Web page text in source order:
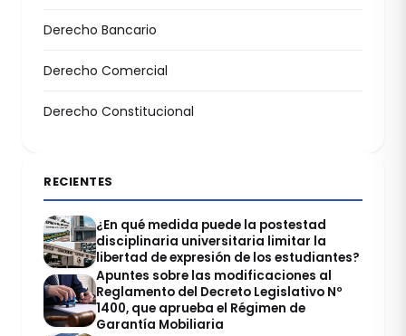
Derecho Bancario
Derecho Comercial
Derecho Constitucional
RECIENTES
¿En qué medida puede la postestad
disciplinaria universitaria limitar la
libertad de expresión de los estudiantes?
Apuntes sobre las modificaciones al
Reglamento del Decreto Legislativo Nº
1400, que aprueba el Régimen de
Garantía Mobiliaria